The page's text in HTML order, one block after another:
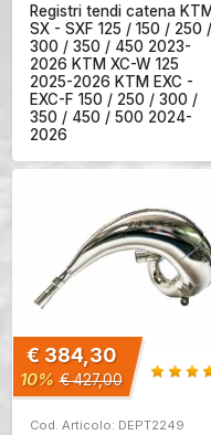
Registri tendi catena KTM
SX - SXF 125 / 150 / 250 /
300 / 350 / 450 2023-
2026 KTM XC-W 125
2025-2026 KTM EXC -
EXC-F 150 / 250 / 300 /
350 / 450 / 500 2024-
2026
€ 384,30
10% € 427,00
Cod. Articolo: DEPT2249